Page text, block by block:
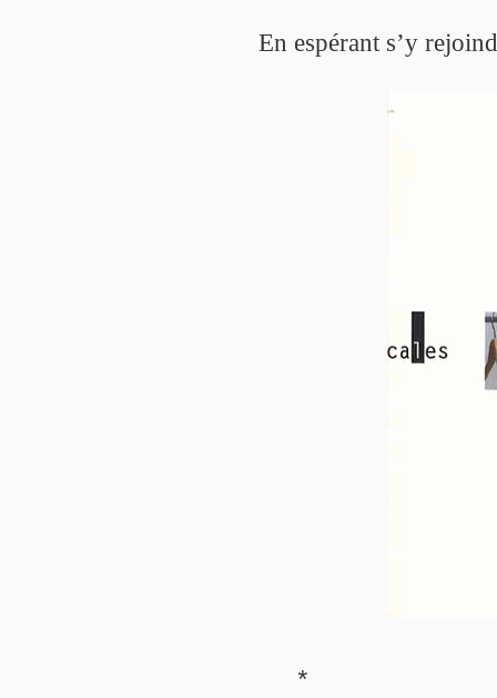
En espérant s’y
*